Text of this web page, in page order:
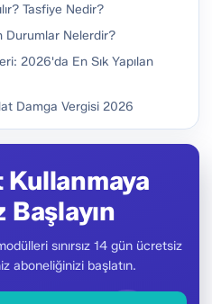
Tasfiye Nedir?
Durumlar Nelerdir?
2026'da En Sık Yapılan
Damga Vergisi 2026
sınırsız 14 gün ücretsiz
aboneliğinizi başlatın.